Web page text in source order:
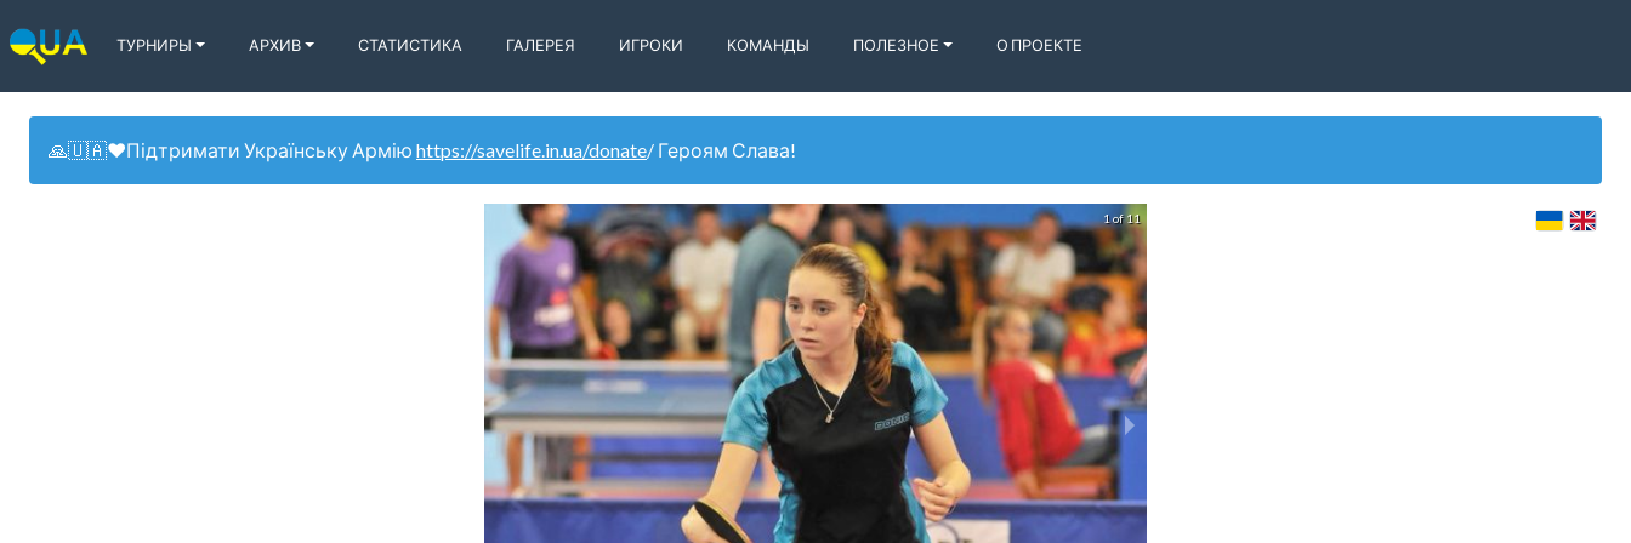
ТУРНИРЫ АРХИВ СТАТИСТИКА ГАЛЕРЕЯ ИГРОКИ КОМАНДЫ ПОЛЕЗНОЕ О ПРОЕКТЕ
🙏🇺🇦❤️Підтримати Українську Армію https://savelife.in.ua/donate/ Героям Слава!
1 of 11